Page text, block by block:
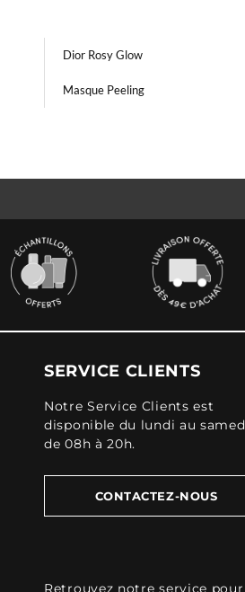
Dior Rosy Glow
Masque Peeling
SERVICE CLIENTS
Notre Service Clients est
disponible du lundi au
de 08h à 20h.
CONTACTEZ-NOUS
Retrouvez notre service